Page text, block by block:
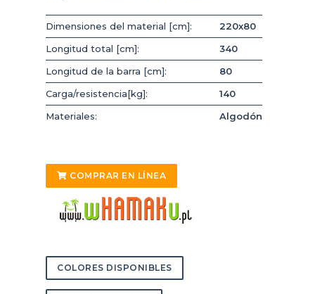
Dimensiones del material [cm]:
220x80
Longitud total [cm]:
340
Longitud de la barra [cm]:
80
Carga/resistencia[kg]:
140
Materiales:
Algodón
COMPRAR EN LÍNEA
COLORES DISPONIBLES